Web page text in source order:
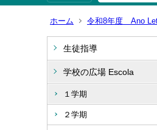
ホーム 令和8年度 Ano
生徒指導
学校の広場 Escola
１学期
２学期